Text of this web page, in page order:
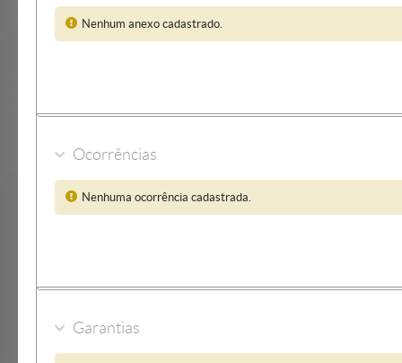
Nenhum anexo cadastrado.
Ocorrências
Nenhuma ocorrência cadastrada.
Garantias